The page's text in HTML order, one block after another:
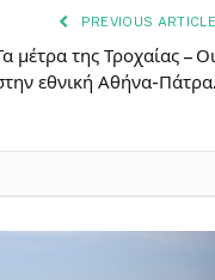
PREVIOUS ARTICLE
μέτρα της Τροχαίας – Οι
εθνική Αθήνα-Πάτρα.